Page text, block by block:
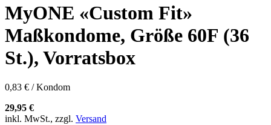
57G
57H
57K
60E
60G
60H
60K
60L
64E
64F
MyONE «Custom Fit»
Maßkondome, Größe 60F (36
St.), Vorratsbox
0,83 € / Kondom
29,95 €
inkl. MwSt., zzgl. Versand